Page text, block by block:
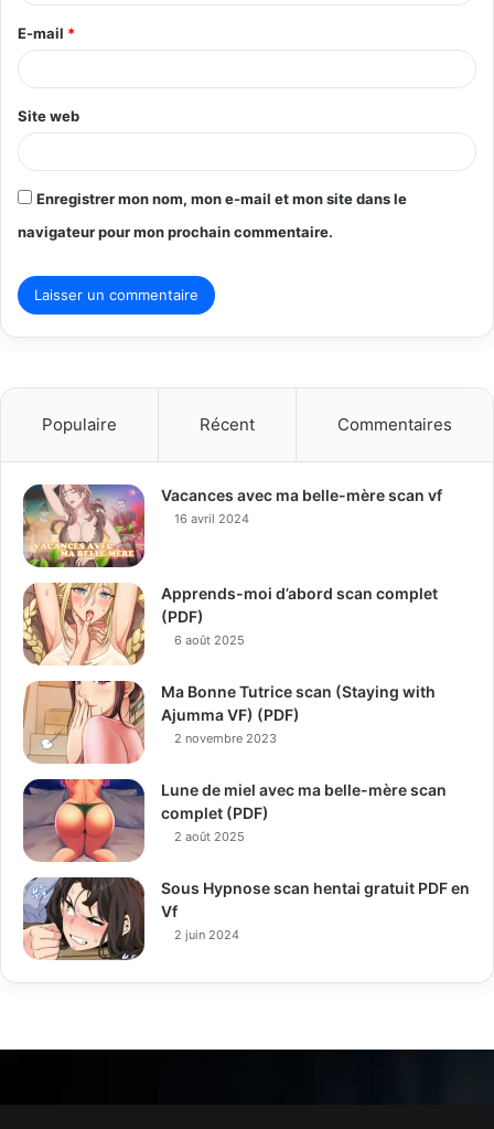
e
*
E-mail *
Site web
Enregistrer mon nom, mon e-mail et mon site dans le
navigateur pour mon prochain commentaire.
Populaire Récent Commentaires
Vacances avec ma belle-mère scan vf
16 avril 2024
Apprends-moi d’abord scan complet
(PDF)
6 août 2025
Ma Bonne Tutrice scan (Staying with
Ajumma VF) (PDF)
2 novembre 2023
Lune de miel avec ma belle-mère scan
complet (PDF)
2 août 2025
Sous Hypnose scan hentai gratuit PDF en
Vf
2 juin 2024